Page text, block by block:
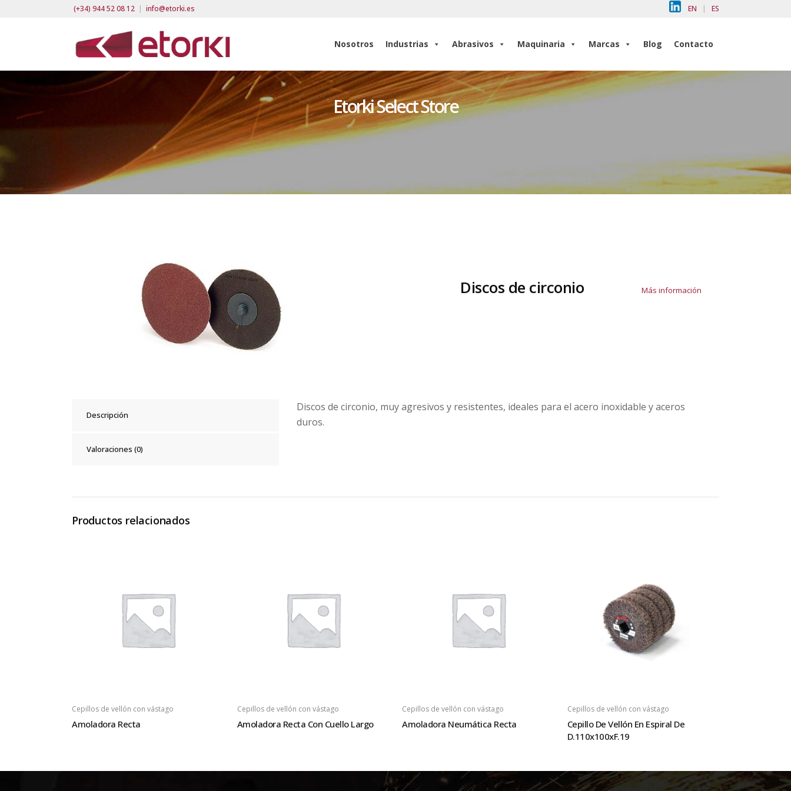
(+34) 944 52 08 12 | info@etorki.es EN | ES
Nosotros Industrias Abrasivos Maquinaria Marcas Blog Contacto
Etorki Select Store
Discos de circonio Más información
Descripción
Valoraciones (0)
Discos de circonio, muy agresivos y resistentes, ideales para el acero inoxidable y aceros
duros.
Productos relacionados
Cepillos de vellón con vástago
Amoladora Recta
Cepillos de vellón con vástago
Amoladora Recta Con Cuello Largo
Cepillos de vellón con vástago
Amoladora Neumática Recta
Cepillos de vellón con vástago
Cepillo De Vellón En Espiral De
D.110x100xF.19